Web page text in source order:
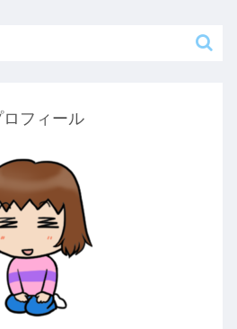
ロフィール